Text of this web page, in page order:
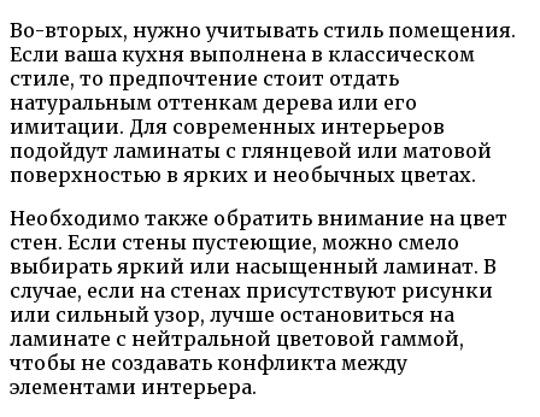
Во-вторых, нужно учитывать стиль помещения.
Если ваша кухня выполнена в классическом
стиле, то предпочтение стоит отдать
натуральным оттенкам дерева или его
имитации. Для современных интерьеров
подойдут ламинаты с глянцевой или матовой
поверхностью в ярких и необычных цветах.
Необходимо также обратить внимание на цвет
стен. Если стены пустеющие, можно смело
выбирать яркий или насыщенный ламинат. В
случае, если на стенах присутствуют рисунки
или сильный узор, лучше остановиться на
ламинате с нейтральной цветовой гаммой,
чтобы не создавать конфликта между
элементами интерьера.